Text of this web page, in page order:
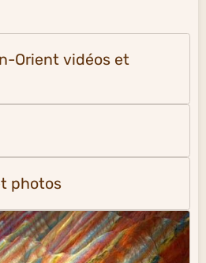
Orient vidéos et
photos